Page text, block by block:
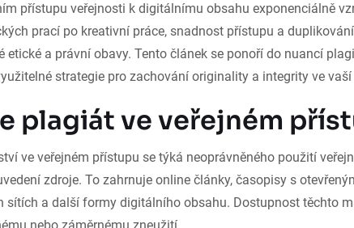
přístupu veřejnosti k digitálnímu obsahu exponenciálně
prací po kreativní práce, snadnost přístupu a
etické a právní obavy. Tento článek se ponoří do nuancí
strategie pro zachování originality a integrity ve vaší
plagiát ve veřejném
ve veřejném přístupu se týká neoprávněného použití
zdroje. To zahrnuje online články, časopisy s
sítích a další formy digitálního obsahu. Dostupnost těchto